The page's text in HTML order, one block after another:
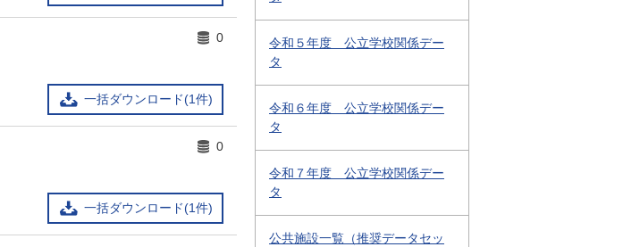
一括ダウンロード(1件)
0
一括ダウンロード(1件)
0
令和５年度 公立学校関係デー
タ
令和６年度 公立学校関係デー
タ
令和７年度 公立学校関係デー
タ
公共施設一覧（推奨データセッ